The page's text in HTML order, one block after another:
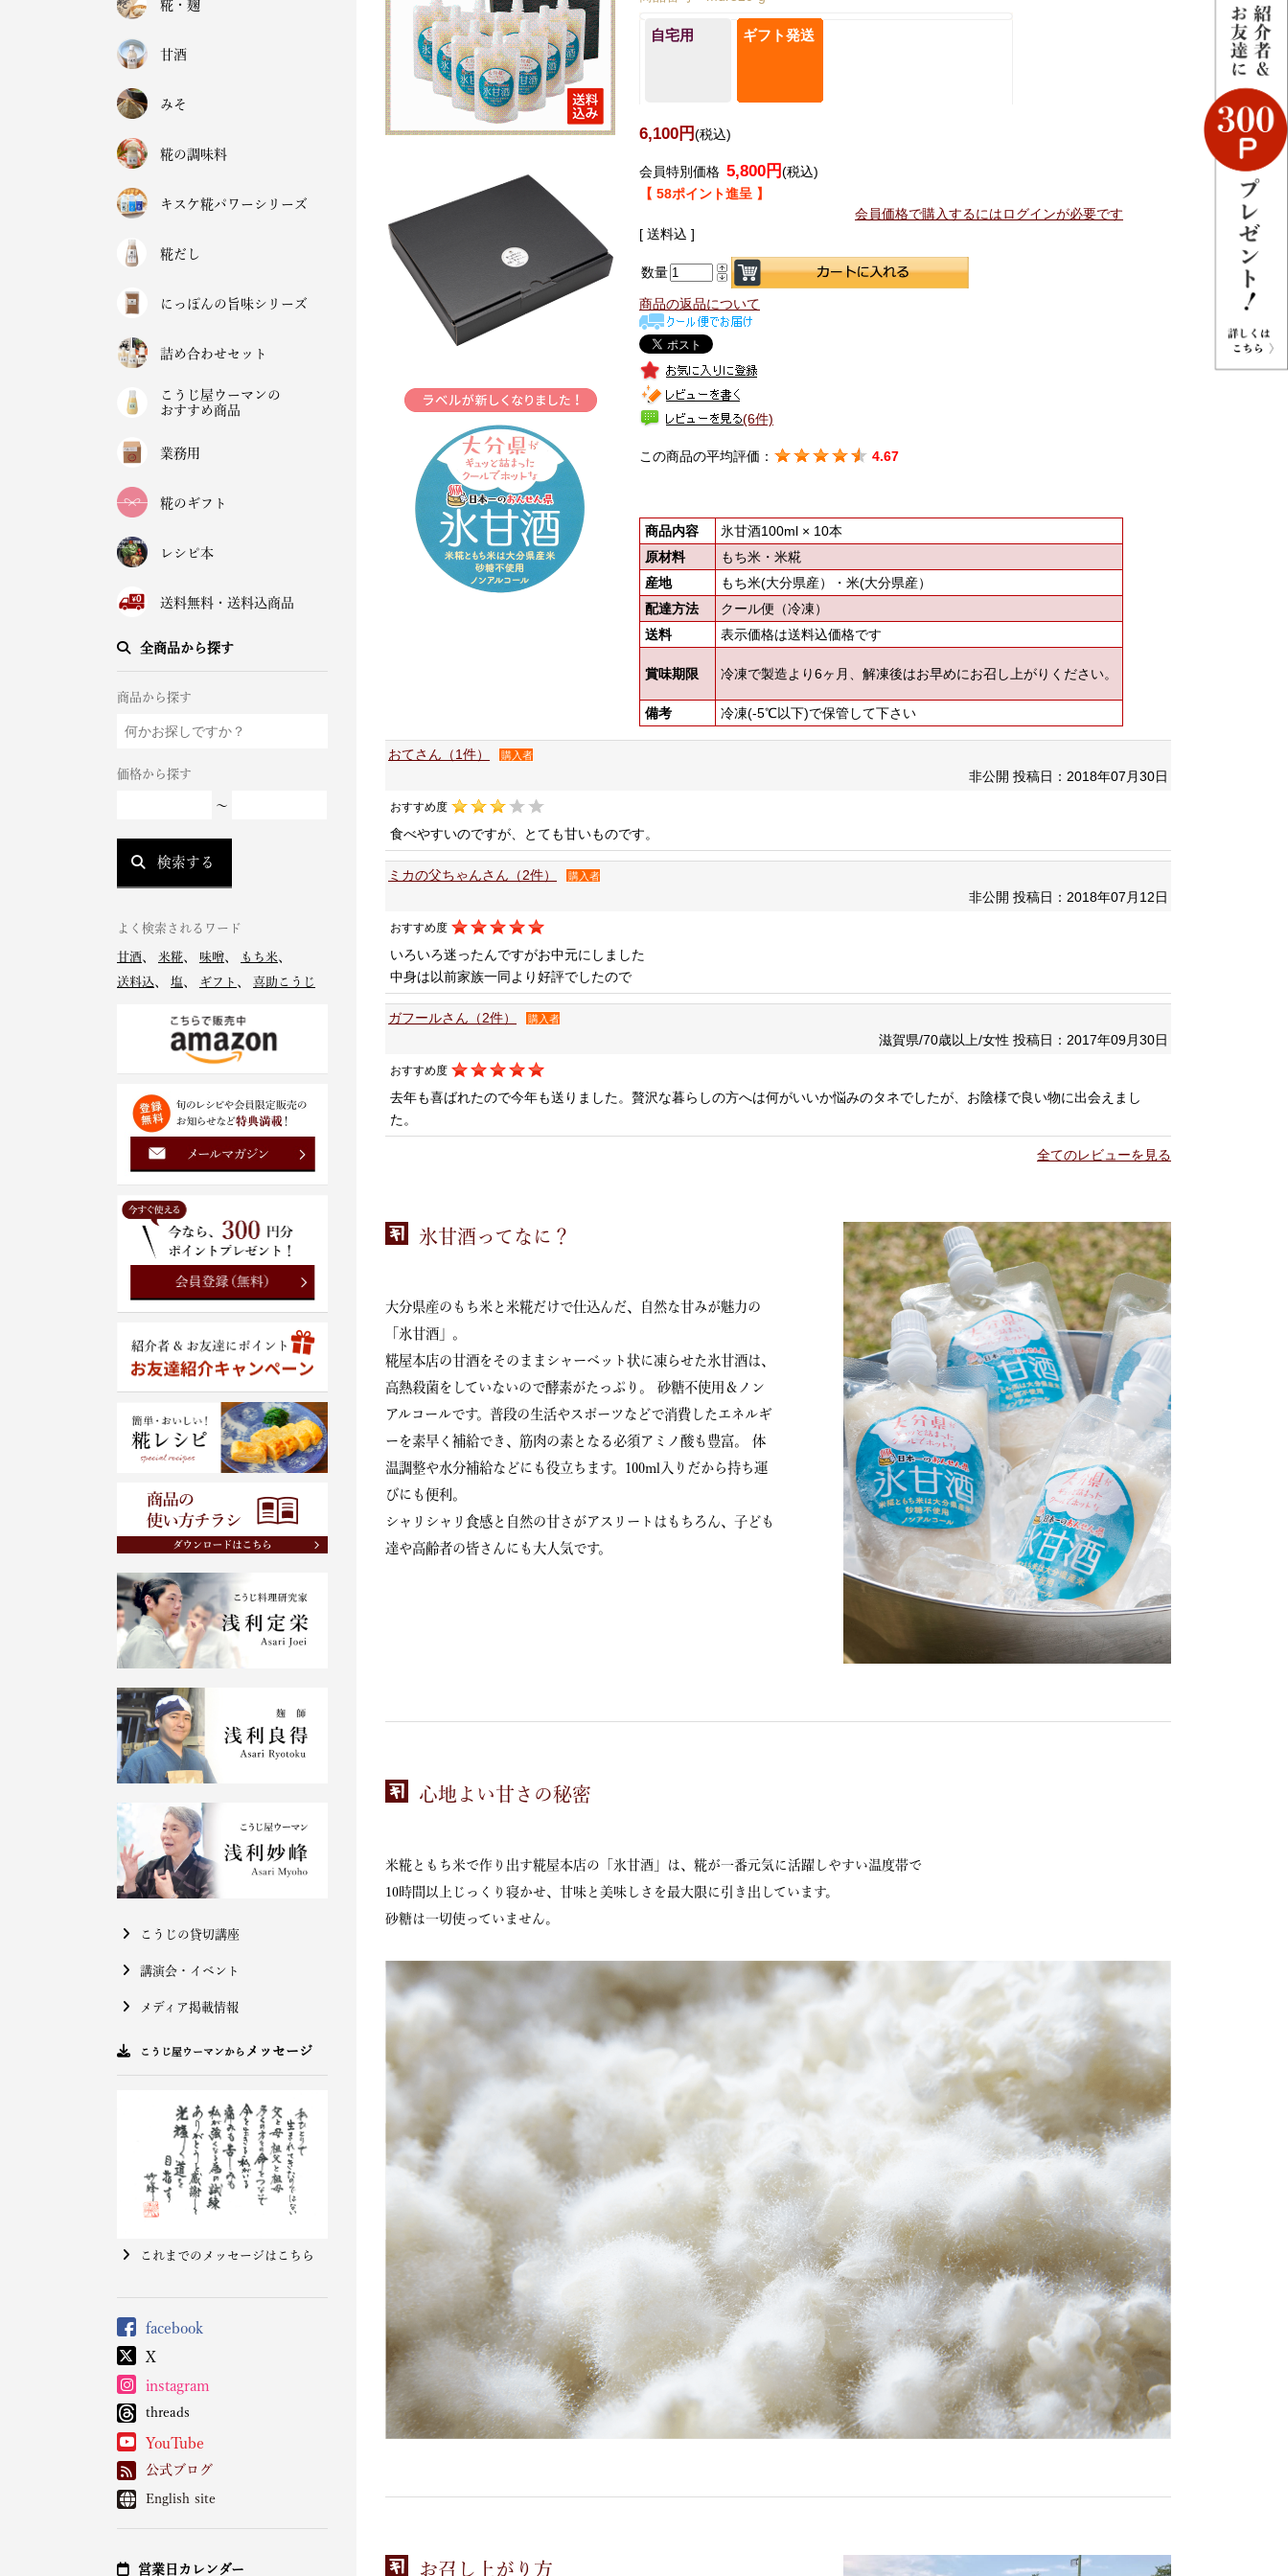
糀・麹
甘酒
みそ
糀の調味料
キスケ糀パワーシリーズ
糀だし
にっぽんの旨味シリーズ
詰め合わせセット
こうじ屋ウーマンの
おすすめ商品
業務用
糀のギフト
レシピ本
送料無料・送料込商品
全商品から探す
商品から探す
価格から探す
～
検索する
よく検索されるワード
甘酒 米糀 味噌 もち米
送料込
塩 ギフト 喜助こうじ
こうじの貸切講座
講演会・イベント
メディア掲載情報
こうじ屋ウーマンから メッセージ
これまでのメッセージはこちら
facebook
X
instagram
threads
YouTube
公式ブログ
English site
営業日カレンダー
自宅用 ギフト発送
6,100円(税込)
会員特別価格 5,800円(税込)
【 58ポイント進呈 】
会員価格で購入するにはログインが必要です
[ 送料込 ]
数量
商品の返品について
(6件)
この商品の平均評価： 4.67
商品内容
氷甘酒100ml × 10本
原材料
もち米・米糀
産地
もち米(大分県産）・米(大分県産）
配達方法
クール便（冷凍）
送料
表示価格は送料込価格です
賞味期限 冷凍で製造より6ヶ月、解凍後はお早めにお召し上がりください。
備考 冷凍(-5℃以下)で保管して下さい
おてさん（1件） 購入者
非公開 投稿日：2018年07月30日
おすすめ度
食べやすいのですが、とても甘いものです。
ミカの父ちゃんさん（2件） 購入者
非公開 投稿日：2018年07月12日
おすすめ度
いろいろ迷ったんですがお中元にしました
中身は以前家族一同より好評でしたので
ガフールさん（2件） 購入者
滋賀県/70歳以上/女性 投稿日：2017年09月30日
おすすめ度
去年も喜ばれたので今年も送りました。贅沢な暮らしの方へは何がいいか悩みのタネでしたが、お陰様で良い物に出会えまし
た。
全てのレビューを見る
氷甘酒ってなに？
大分県産のもち米と米糀だけで仕込んだ、自然な甘みが魅力の
「氷甘酒」。
糀屋本店の甘酒をそのままシャーベット状に凍らせた氷甘酒は、
高熱殺菌をしていないので酵素がたっぷり。 砂糖不使用＆ノン
アルコールです。普段の生活やスポーツなどで消費したエネルギ
ーを素早く補給でき、筋肉の素となる必須アミノ酸も豊富。 体
温調整や水分補給などにも役立ちます。100ml入りだから持ち運
びにも便利。
シャリシャリ食感と自然の甘さがアスリートはもちろん、子ども
達や高齢者の皆さんにも大人気です。
心地よい甘さの秘密
米糀ともち米で作り出す糀屋本店の「氷甘酒」は、糀が一番元気に活躍しやすい温度帯で
10時間以上じっくり寝かせ、甘味と美味しさを最大限に引き出しています。
砂糖は一切使っていません。
お召し上がり方